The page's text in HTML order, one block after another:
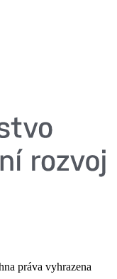
práva vyhrazena